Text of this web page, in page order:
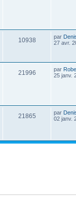
10938 par
27 avr.
21996 par
25 janv.
21865 par
02 janv.